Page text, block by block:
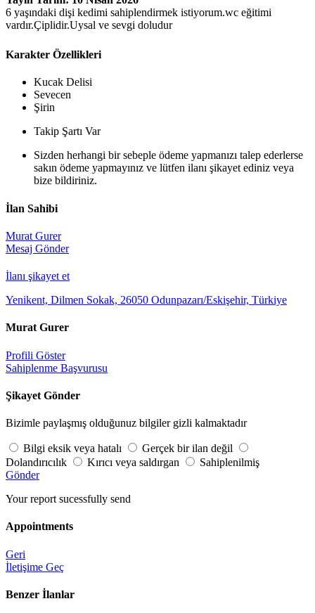
6 yaşındaki dişi kedimi sahiplendirmek istiyorum.wc eğitimi
vardır.Çiplidir.Uysal ve sevgi doludur
Karakter Özellikleri
Kucak Delisi
Sevecen
Şirin
Takip Şartı Var
Sizden herhangi bir sebeple ödeme yapmanızı talep ederlerse
sakın ödeme yapmayınız ve lütfen ilanı şikayet ediniz veya
bize bildiriniz.
İlan Sahibi
Murat Gurer
Mesaj Gönder
İlanı şikayet et
Yenikent, Dilmen Sokak, 26050 Odunpazarı/Eskişehir, Türkiye
Murat Gurer
Profili Göster
Sahiplenme Başvurusu
Şikayet Gönder
Bizimle paylaşmış olduğunuz bilgiler gizli kalmaktadır
Bilgi eksik veya hatalı
Gerçek bir ilan değil
Dolandırıcılık
Kırıcı veya saldırgan
Sahiplenilmiş
Gönder
Your report sucessfully send
Appointments
Geri
İletişime Geç
Benzer İlanlar